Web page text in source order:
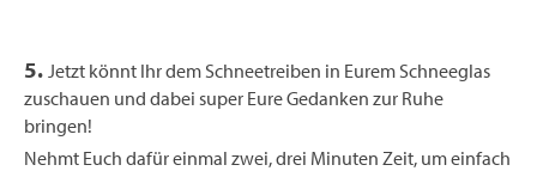
5. Jetzt könnt Ihr dem Schneetreiben in Eurem Schneeglas
zuschauen und dabei super Eure Gedanken zur Ruhe
bringen!
Nehmt Euch dafür einmal zwei, drei Minuten Zeit, um einfach